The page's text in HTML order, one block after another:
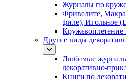
Журналы по
Фриволите,
филе), Игольное
Другие виды
Любимые
декоративно-
Книги по